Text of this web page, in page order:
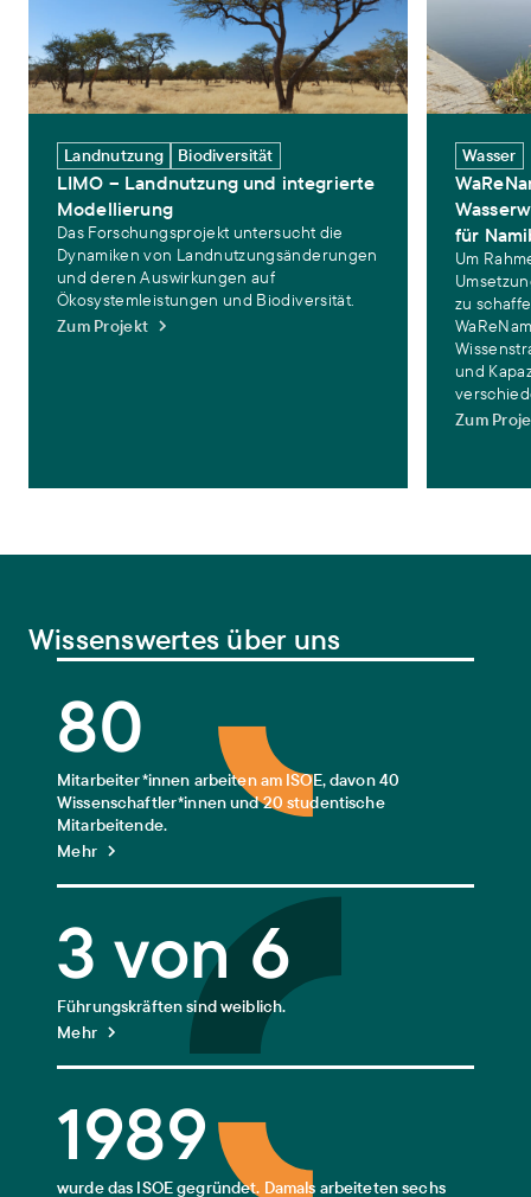
Landnutzung Biodiversität
LIMO – Landnutzung und integrierte
Modellierung
Das Forschungsprojekt untersucht die
Dynamiken von Landnutzungsänderungen
und deren Auswirkungen auf
Ökosystemleistungen und Biodiversität.
Zum Projekt
Wasser
für
Um
zu
und
Zum
Wissenswertes über uns
80
Mitarbeiter*innen arbeiten am ISOE, davon 40
Wissenschaftler*innen und 20 studentische
Mitarbeitende.
Mehr
3 von 6
Führungskräften sind weiblich.
Mehr
1989
wurde das ISOE gegründet. Damals arbeiteten sechs